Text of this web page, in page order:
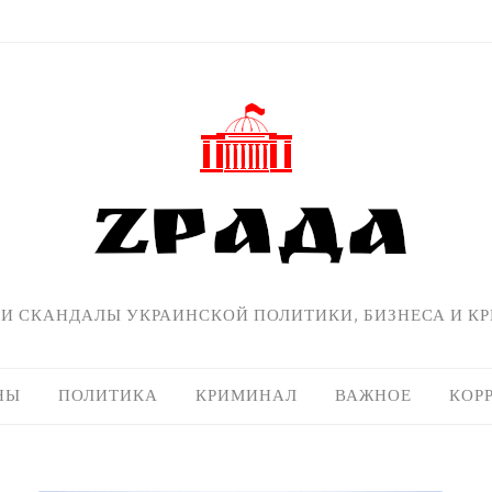
СКАНДАЛЫ УКРАИНСКОЙ ПОЛИТИКИ, БИЗНЕСА И
ПОЛИТИКА КРИМИНАЛ ВАЖНОЕ